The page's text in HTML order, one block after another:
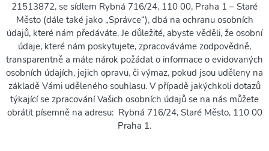
21513872, se sídlem Rybná 716/24, 110 00, Praha 1 – Staré
Město(dále také jako „Správce“), dbá na ochranu osobních
údajů, které nám předáváte. Je důležité, abyste věděli, že osobní
údaje, které nám poskytujete, zpracováváme zodpovědně,
transparentně a máte nárok požádat o informace o evidovaných
osobních údajích, jejich opravu, či výmaz, pokud jsou uděleny na
základě Vámi uděleného souhlasu. V případě jakýchkoli dotazů
týkající se zpracování Vašich osobních údajů se na nás můžete
obrátit písemně na adresu: Rybná 716/24, Staré Město, 110 00
Praha 1.